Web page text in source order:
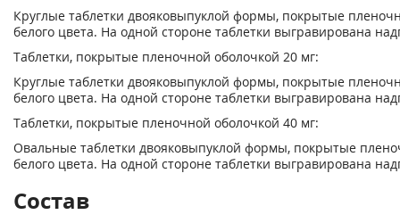
Круглые таблетки двояковыпуклой формы, покрытые
белого цвета. На одной стороне таблетки выгравирована
Таблетки, покрытые пленочной оболочкой 20 мг:
Круглые таблетки двояковыпуклой формы, покрытые
белого цвета. На одной стороне таблетки выгравирована
Таблетки, покрытые пленочной оболочкой 40 мг:
Овальные таблетки двояковыпуклой формы, покрытые
белого цвета. На одной стороне таблетки выгравирована
Состав